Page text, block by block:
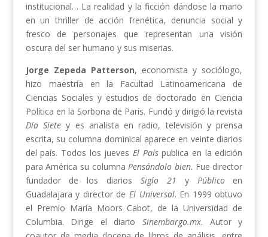
institucional… La realidad y la ficción dándose la mano
en un thriller de acción frenética, denuncia social y
fresco de personajes que representan una visión
oscura del ser humano y sus miserias.
Jorge Zepeda Patterson, economista y sociólogo,
hizo maestría en la Facultad Latinoamericana de
Ciencias Sociales y estudios de doctorado en Ciencia
Política en la Sorbona de París. Fundó y dirigió la revista
Día Sietey es analista en radio, televisión y prensa
escrita, su columna dominical aparece en veinte diarios
del país. Todos los jueves El Paíspublica en la edición
para América su columnaPensándolo bien. Fue director
fundador de los diarios Siglo 21 y Públicoen
Guadalajara y director de El Universal. En 1999 obtuvo
el Premio María Moors Cabot, de la Universidad de
Columbia. Dirige el diarioSinembargo.mx. Autor y